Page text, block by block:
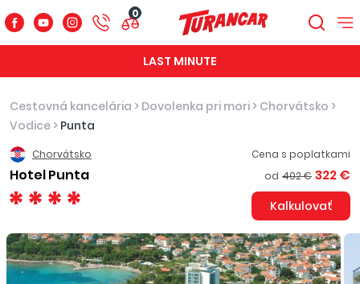
0
LAST MINUTE
Cestovná kancelária > Dovolenka pri mori > Chorvátsko >
Vodice > Punta
Chorvátsko
Hotel Punta
Cena s poplatkami
od 402 € 322 €
Kalkulovať